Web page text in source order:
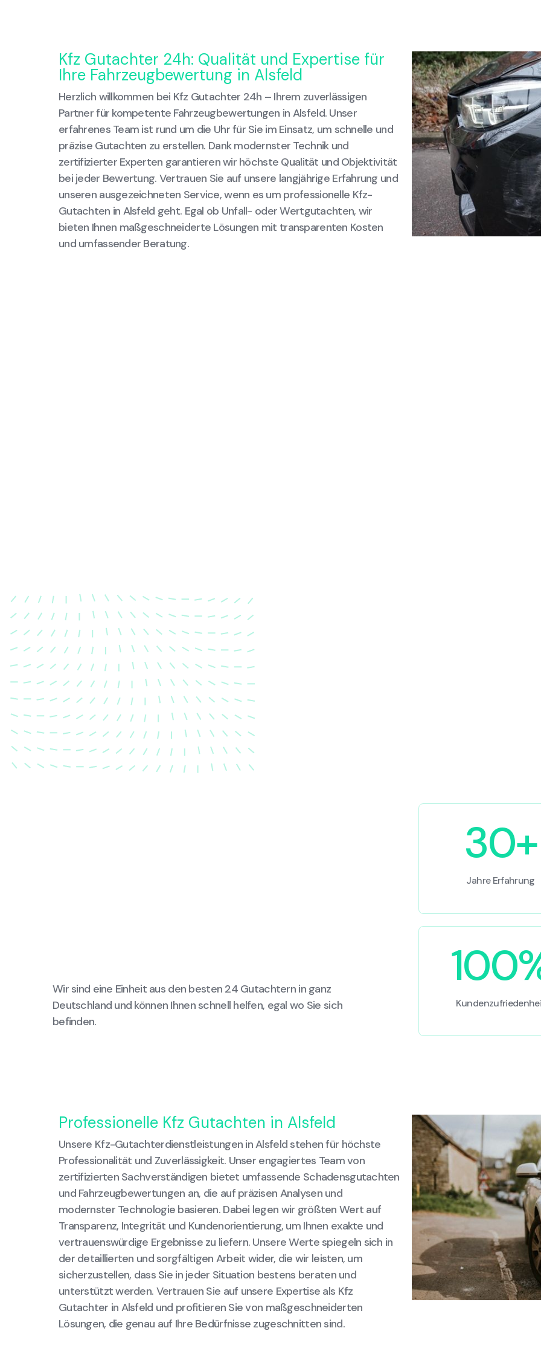
Kfz Gutachter 24h: Qualität und Expertise für
Ihre Fahrzeugbewertung in Alsfeld
Herzlich willkommen bei Kfz Gutachter 24h – Ihrem zuverlässigen
Partner für kompetente Fahrzeugbewertungen in Alsfeld. Unser
erfahrenes Team ist rund um die Uhr für Sie im Einsatz, um schnelle und
präzise Gutachten zu erstellen. Dank modernster Technik und
zertifizierter Experten garantieren wir höchste Qualität und Objektivität
bei jeder Bewertung. Vertrauen Sie auf unsere langjährige Erfahrung und
unseren ausgezeichneten Service, wenn es um professionelle Kfz-
Gutachten in Alsfeld geht. Egal ob Unfall- oder Wertgutachten, wir
bieten Ihnen maßgeschneiderte Lösungen mit transparenten Kosten
und umfassender Beratung.
Karosserievermessung
Unsere exakte Karosserievermessung stellt
einem Unfall wieder in ihren ursprünglichen
Zustand gebracht wird.
Wir sind eine Einheit aus den besten 24 Gutachtern in ganz
Deutschland und können Ihnen schnell helfen, egal wo Sie sich
befinden.
30+
Jahre Erfahrung
Professionelle Kfz Gutachten in Alsfeld
Unsere Kfz-Gutachterdienstleistungen in Alsfeld stehen für höchste
Professionalität und Zuverlässigkeit. Unser engagiertes Team von
zertifizierten Sachverständigen bietet umfassende Schadensgutachten
und Fahrzeugbewertungen an, die auf präzisen Analysen und
modernster Technologie basieren. Dabei legen wir größten Wert auf
Transparenz, Integrität und Kundenorientierung, um Ihnen exakte und
vertrauenswürdige Ergebnisse zu liefern. Unsere Werte spiegeln sich in
der detaillierten und sorgfältigen Arbeit wider, die wir leisten, um
sicherzustellen, dass Sie in jeder Situation bestens beraten und
unterstützt werden. Vertrauen Sie auf unsere Expertise als Kfz
Gutachter in Alsfeld und profitieren Sie von maßgeschneiderten
Lösungen, die genau auf Ihre Bedürfnisse zugeschnitten sind.